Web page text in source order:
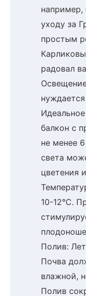
например,
уходу за
простым
радовал
балкон с
не менее
света
цветения
10-12°C.
Полив:
Почва
влажной,
Полив